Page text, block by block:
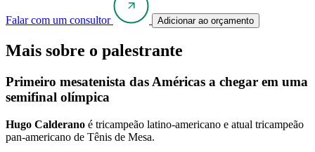
Falar com um consultor Adicionar ao orçamento
Mais sobre o palestrante
Primeiro mesatenista das Américas a chegar em uma
semifinal olímpica
Hugo Calderano é tricampeão latino-americano e atual tricampeão
pan-americano de Tênis de Mesa.